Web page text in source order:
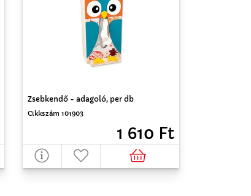
Zsebkendő - adagoló, per db
Cikkszám 101903
1 610 Ft